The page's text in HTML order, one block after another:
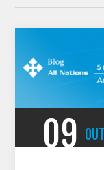
09 OUT